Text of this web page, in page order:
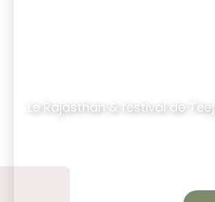
Le Rajasthan & festival de Teej